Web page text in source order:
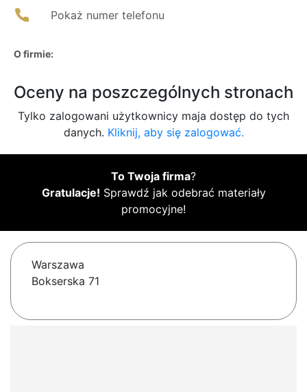
Pokaż numer telefonu
O firmie:
Oceny na poszczególnych stronach
Tylko zalogowani użytkownicy maja dostęp do tych
danych. Kliknij, aby się zalogować.
To Twoja firma?
Gratulacje! Sprawdź jak odebrać materiały
promocyjne!
Warszawa
Bokserska 71